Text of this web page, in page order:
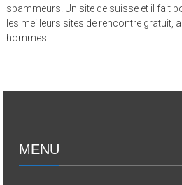
spammeurs. Un site de suisse et il fait
les meilleurs sites de rencontre gratuit,
hommes.
MENU